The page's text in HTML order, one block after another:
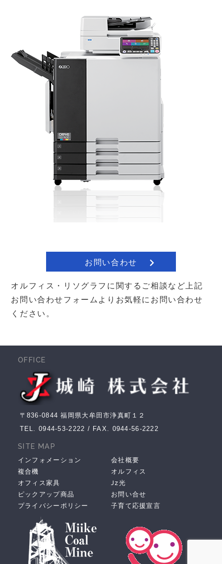
お問い合わせ
オルフィス・リソグラフに関するご相談など上記
お問い合わせフォームよりお気軽にお問い合わせ
ください。
OFFICE
〒836-0844 福岡県大牟田市浄真町１２
TEL. 0944-53-2222 / FAX. 0944-56-2222
SITE MAP
インフォメーション
会社概要
複合機
オルフィス
オフィス家具
Jz光
ピックアップ商品
お問い合せ
プライバシーポリシー
子育て応援宣言